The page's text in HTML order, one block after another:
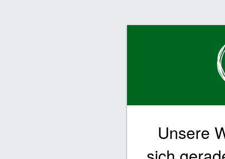
Unsere